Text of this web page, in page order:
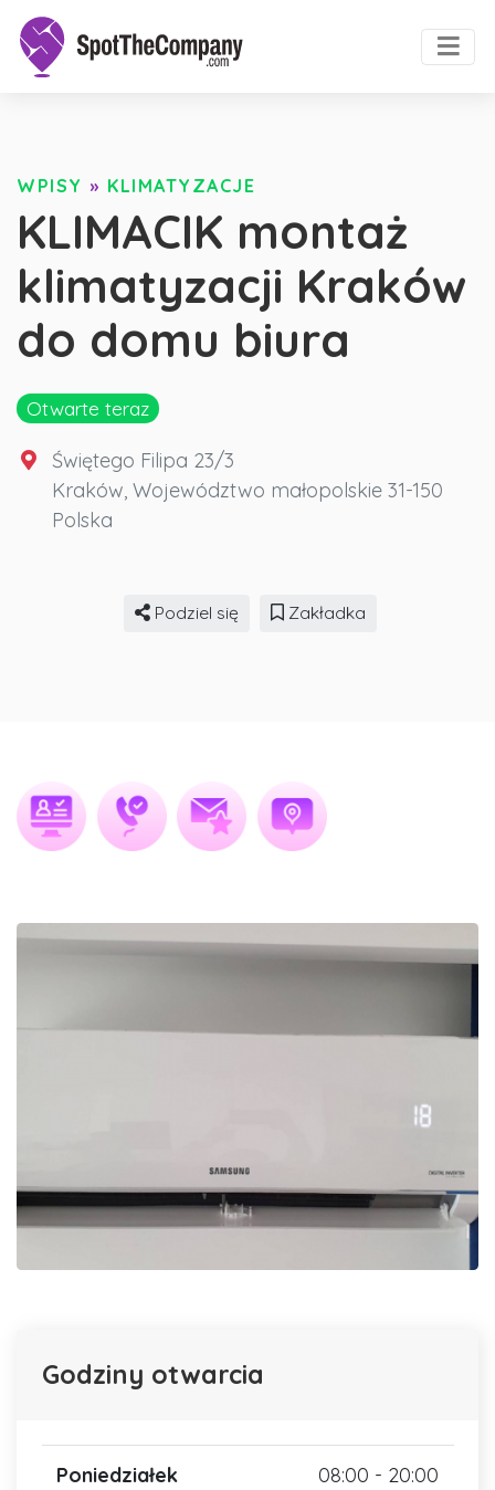
WPISY » KLIMATYZACJE
KLIMACIK montaż
klimatyzacji Kraków
do domu biura
Otwarte teraz
Świętego Filipa 23/3
Kraków, Województwo małopolskie 31-150
Polska
Podziel się Zakładka
Godziny otwarcia
Poniedziałek 08:00 - 20:00